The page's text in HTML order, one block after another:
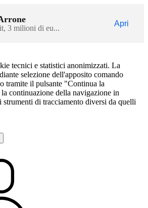
3 milioni di eu...
Apri
tecnici e statistici anonimizzati. La
selezione dell'apposito comando
tramite il pulsante "Continua la
continuazione della navigazione in
strumenti di tracciamento diversi da quelli